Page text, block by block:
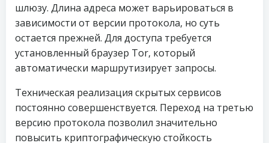
шлюзу. Длина адреса может варьироваться в
зависимости от версии протокола, но суть
остается прежней. Для доступа требуется
установленный браузер Tor, который
автоматически маршрутизирует запросы.
Техническая реализация скрытых сервисов
постоянно совершенствуется. Переход на третью
версию протокола позволил значительно
повысить криптографическую стойкость